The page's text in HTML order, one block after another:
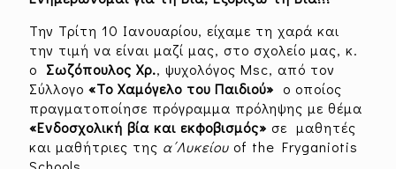
Την Τρίτη 10 Ιανουαρίου, είχαμε τη χαρά και
την τιμή να είναι μαζί μας, στο σχολείο μας, κ.
ο Σωζόπουλος Χρ., ψυχολόγος Msc, από τον
Σύλλογο «Το Χαμόγελο του Παιδιού» ο οποίος
πραγματοποίησε πρόγραμμα πρόληψης με θέμα
«Ενδοσχολική βία και εκφοβισμός» σε μαθητές
και μαθήτριες της α΄Λυκείου of the Fryganiotis